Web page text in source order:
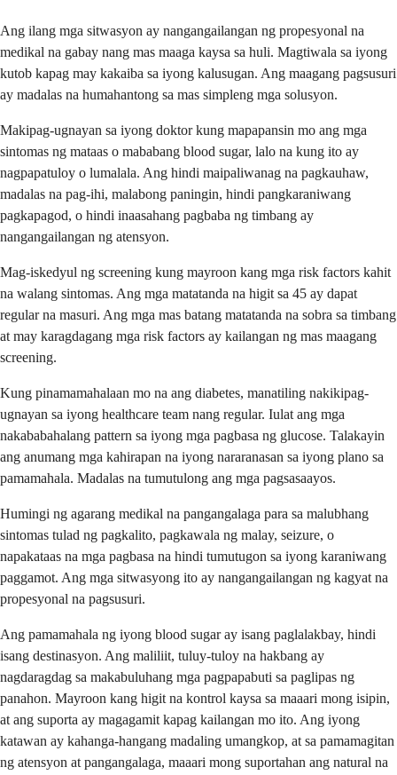
Ang ilang mga sitwasyon ay nangangailangan ng propesyonal na
medikal na gabay nang mas maaga kaysa sa huli. Magtiwala sa iyong
kutob kapag may kakaiba sa iyong kalusugan. Ang maagang pagsusuri
ay madalas na humahantong sa mas simpleng mga solusyon.
Makipag-ugnayan sa iyong doktor kung mapapansin mo ang mga
sintomas ng mataas o mababang blood sugar, lalo na kung ito ay
nagpapatuloy o lumalala. Ang hindi maipaliwanag na pagkauhaw,
madalas na pag-ihi, malabong paningin, hindi pangkaraniwang
pagkapagod, o hindi inaasahang pagbaba ng timbang ay
nangangailangan ng atensyon.
Mag-iskedyul ng screening kung mayroon kang mga risk factors kahit
na walang sintomas. Ang mga matatanda na higit sa 45 ay dapat
regular na masuri. Ang mga mas batang matatanda na sobra sa timbang
at may karagdagang mga risk factors ay kailangan ng mas maagang
screening.
Kung pinamamahalaan mo na ang diabetes, manatiling nakikipag-
ugnayan sa iyong healthcare team nang regular. Iulat ang mga
nakababahalang pattern sa iyong mga pagbasa ng glucose. Talakayin
ang anumang mga kahirapan na iyong nararanasan sa iyong plano sa
pamamahala. Madalas na tumutulong ang mga pagsasaayos.
Humingi ng agarang medikal na pangangalaga para sa malubhang
sintomas tulad ng pagkalito, pagkawala ng malay, seizure, o
napakataas na mga pagbasa na hindi tumutugon sa iyong karaniwang
paggamot. Ang mga sitwasyong ito ay nangangailangan ng kagyat na
propesyonal na pagsusuri.
Ang pamamahala ng iyong blood sugar ay isang paglalakbay, hindi
isang destinasyon. Ang maliliit, tuluy-tuloy na hakbang ay
nagdaragdag sa makabuluhang mga pagpapabuti sa paglipas ng
panahon. Mayroon kang higit na kontrol kaysa sa maaari mong isipin,
at ang suporta ay magagamit kapag kailangan mo ito. Ang iyong
katawan ay kahanga-hangang madaling umangkop, at sa pamamagitan
ng atensyon at pangangalaga, maaari mong suportahan ang natural na